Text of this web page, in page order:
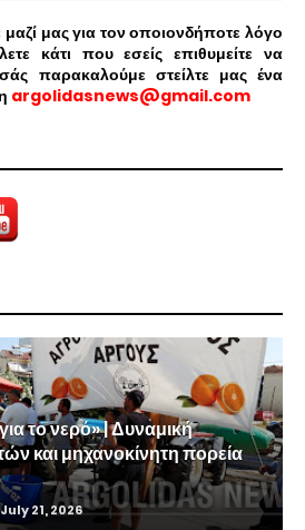
μαζί μας για τον οποιονδήποτε λόγο
κάτι που εσείς επιθυμείτε να
παρακαλούμε στείλτε μας ένα
argolidasnews@gmail.com
το νερό» | Δυναμική
και μηχανοκίνητη πορεία
July 21, 2026